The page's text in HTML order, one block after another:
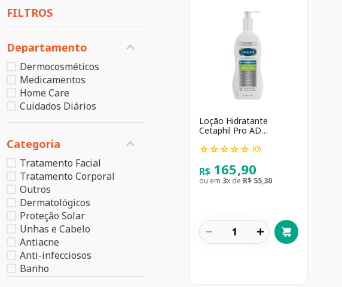
FILTROS
Departamento
Dermocosméticos
Medicamentos
Home Care
Cuidados Diários
Categoria
Tratamento Facial
Tratamento Corporal
Outros
Dermatológicos
Proteção Solar
Unhas e Cabelo
Antiacne
Anti-infecciosos
Banho
Loção Hidratante
Cetaphil Pro AD
☆☆☆☆☆ (0)
R$ 165,90
ou em 3x de R$ 55,30
＋
－